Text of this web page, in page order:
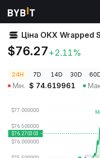
Ціни криптовалют Ціна
Ціна OKX Wrapped
$76.27+2.11%
24H 7D 14D 30D
Мін. $ 74.619961